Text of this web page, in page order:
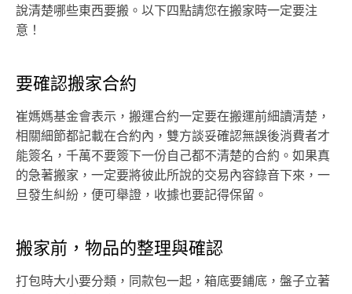
說清楚哪些東西要搬。以下四點請您在搬家時一定要注
意！
要確認搬家合約
崔媽媽基金會表示，搬運合約一定要在搬運前細讀清楚，
相關細節都記載在合約內，雙方談妥確認無誤後消費者才
能簽名，千萬不要簽下一份自己都不清楚的合約。如果真
的急著搬家，一定要將彼此所說的交易內容錄音下來，一
旦發生糾紛，便可舉證，收據也要記得保留。
搬家前，物品的整理與確認
打包時大小要分類，同款包一起，箱底要鋪底，盤子立著